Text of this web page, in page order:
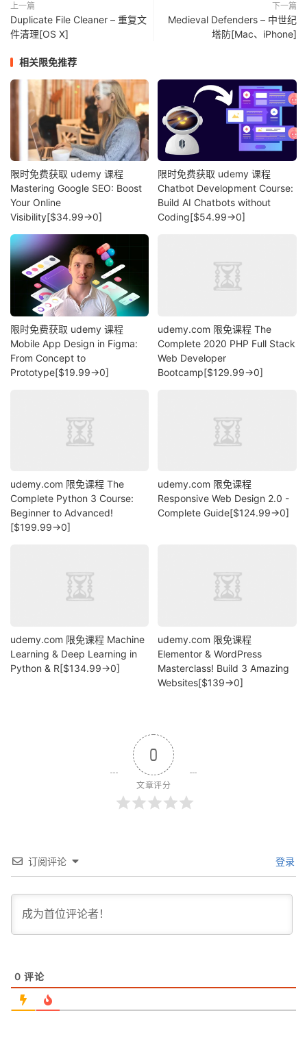
上一篇
Duplicate File Cleaner – 重复文
件清理[OS X]
下一篇
Medieval Defenders – 中世纪
塔防[Mac、iPhone]
相关限免推荐
限时免费获取 udemy 课程
Mastering Google SEO: Boost
Your Online
Visibility[$34.99→0]
限时免费获取 udemy 课程
Chatbot Development Course:
Build AI Chatbots without
Coding[$54.99→0]
限时免费获取 udemy 课程
Mobile App Design in Figma:
From Concept to
Prototype[$19.99→0]
udemy.com 限免课程 The
Complete 2020 PHP Full Stack
Web Developer
Bootcamp[$129.99→0]
udemy.com 限免课程 The
Complete Python 3 Course:
Beginner to Advanced!
[$199.99→0]
udemy.com 限免课程
Responsive Web Design 2.0 -
Complete Guide[$124.99→0]
udemy.com 限免课程 Machine
Learning & Deep Learning in
Python & R[$134.99→0]
udemy.com 限免课程
Elementor & WordPress
Masterclass! Build 3 Amazing
Websites[$139→0]
0
文章评分
订阅评论 登录
0 评论